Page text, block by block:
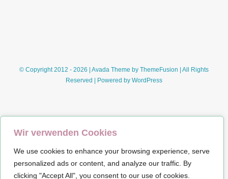
Wir verwenden Cookies
We use cookies to enhance your browsing experience, serve
personalized ads or content, and analyze our traffic. By
clicking "Accept All", you consent to our use of cookies.
© Copyright 2012 - 2026 | Avada Theme by ThemeFusion | All Rights
Reserved | Powered by WordPress
Impressum